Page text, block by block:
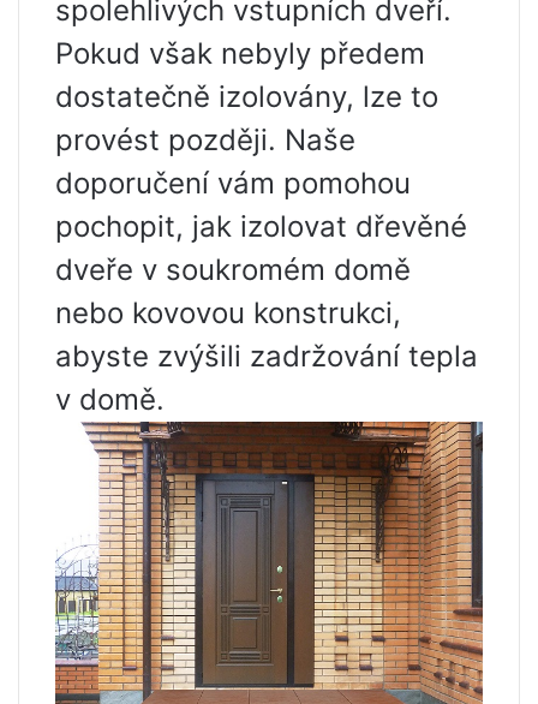
spolehlivých vstupních dveří.
Pokud však nebyly předem
dostatečně izolovány, lze to
provést později. Naše
doporučení vám pomohou
pochopit, jak izolovat dřevěné
dveře v soukromém domě
nebo kovovou konstrukci,
abyste zvýšili zadržování tepla
v domě.